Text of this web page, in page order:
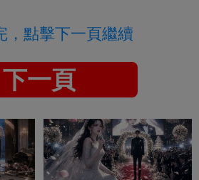
，點擊下一頁繼續
下一頁